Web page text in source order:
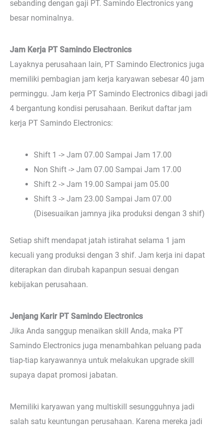
sebanding dengan gaji PT. Samindo Electronics yang
besar nominalnya.
Jam Kerja PT Samindo Electronics
Layaknya perusahaan lain, PT Samindo Electronics juga
memiliki pembagian jam kerja karyawan sebesar 40 jam
perminggu. Jam kerja PT Samindo Electronics dibagi jadi
4 bergantung kondisi perusahaan. Berikut daftar jam
kerja PT Samindo Electronics:
Shift 1 -> Jam 07.00 Sampai Jam 17.00
Non Shift -> Jam 07.00 Sampai Jam 17.00
Shift 2 -> Jam 19.00 Sampai jam 05.00
Shift 3 -> Jam 23.00 Sampai Jam 07.00
(Disesuaikan jamnya jika produksi dengan 3 shif)
Setiap shift mendapat jatah istirahat selama 1 jam
kecuali yang produksi dengan 3 shif. Jam kerja ini dapat
diterapkan dan dirubah kapanpun sesuai dengan
kebijakan perusahaan.
Jenjang Karir PT Samindo Electronics
Jika Anda sanggup menaikan skill Anda, maka PT
Samindo Electronics juga menambahkan peluang pada
tiap-tiap karyawannya untuk melakukan upgrade skill
supaya dapat promosi jabatan.
Memiliki karyawan yang multiskill sesungguhnya jadi
salah satu keuntungan perusahaan. Karena mereka jadi